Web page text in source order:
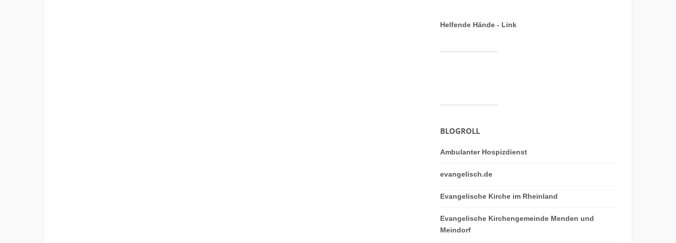
Helfende Hände - Link
BLOGROLL
Ambulanter Hospizdienst
evangelisch.de
Evangelische Kirche im Rheinland
Evangelische Kirchengemeinde Menden und
Meindorf